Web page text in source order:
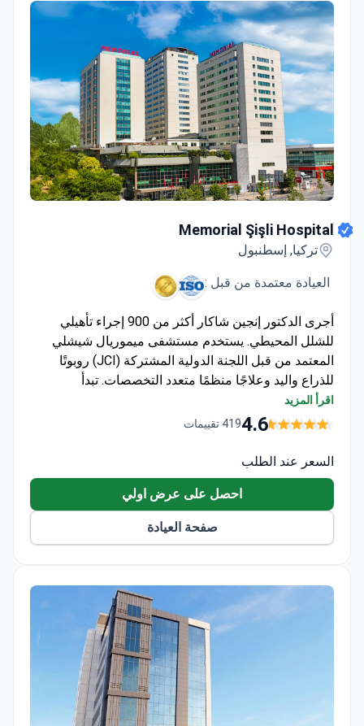
Memorial Şişli Hospital
تركيا, إسطنبول
العيادة معتمدة من قبل :
أجرى الدكتور إنجين شاكار أكثر من 900 إجراء تأهيلي
للشلل المحيطي. يستخدم مستشفى ميموريال شيشلي
المعتمد من قبل اللجنة الدولية المشتركة (JCI) روبوتًا
للذراع واليد وعلاجًا منظمًا متعدد التخصصات. تبدأ
الخارجية مكونًا من 60 جلسة وإعادة تأهيل عصبي مكثف
عادةً ما تبلغ تكلفة علاجات البوتوكس طفيفة التوغل
والموجهة بالموجات فوق الصوتية للتشنج حوالي 1,000
اقرأ المزيد
4.6419 تقييمات
السعر عند الطلب
احصل على عرض اولي
صفحة العيادة